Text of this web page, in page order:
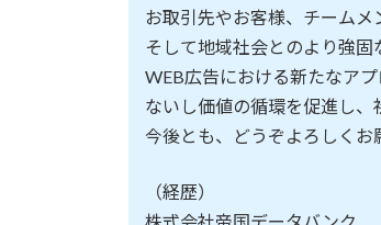
お取引先やお客様、チームメ
そして地域社会とのより強固
WEB広告における新たなア
ないし価値の循環を促進し、
今後とも、どうぞよろしくお
（経歴）